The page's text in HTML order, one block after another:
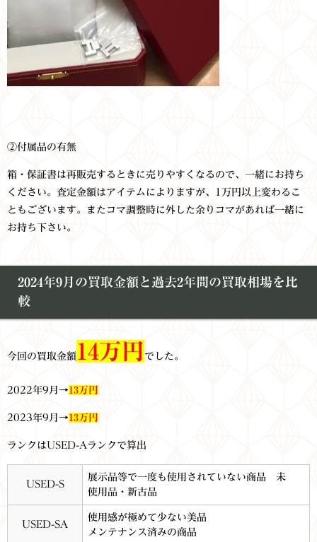
②付属品の有無
箱・保証書は再販売するときに売りやすくなるので、一緒にお持ち
ください。査定金額はアイテムによりますが、1万円以上変わるこ
ともございます。またコマ調整時に外した余りコマがあれば一緒に
お持ち下さい。
2024年9月の買取金額と過去2年間の買取相場を比
較
今回の買取金額 14万円 でした。
2022年9月→13万円
2023年9月→13万円
ランクはUSED-Aランクで算出
USED-S
展示品等で一度も使用されていない商品 未
使用品・新古品
USED-SA
使用感が極めて少ない美品
メンテナンス済みの商品